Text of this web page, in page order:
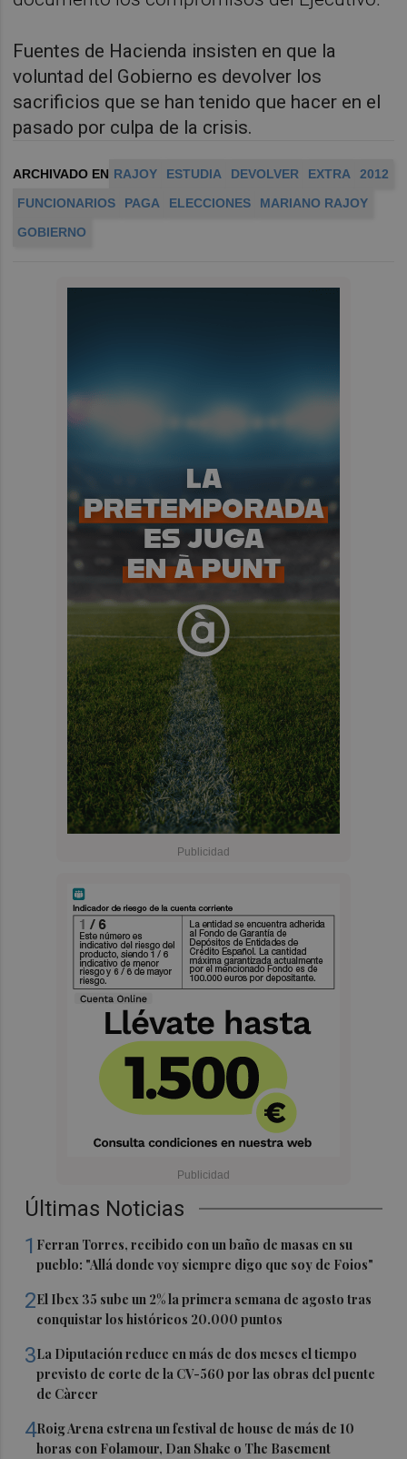
Últimas Noticias
1 Ferran Torres, recibido con un baño de masas en su
pueblo: "Allá donde voy siempre digo que soy de Foios"
2El Ibex 35 sube un 2% la primera semana de agosto tras
conquistar los históricos 20.000 puntos
3La Diputación reduce en más de dos meses el tiempo
previsto de corte de la CV-560 por las obras del puente
de Càrcer
4Roig Arena estrena un festival de house de más de 10
horas con Folamour, Dan Shake o The Basement
Fuentes de Hacienda insisten en que la
voluntad del Gobierno es devolver los
sacrificios que se han tenido que hacer en el
pasado por culpa de la crisis.
ARCHIVADO EN RAJOY ESTUDIA DEVOLVER EXTRA
2012
FUNCIONARIOS
PAGA ELECCIONES
MARIANO RAJOY
GOBIERNO